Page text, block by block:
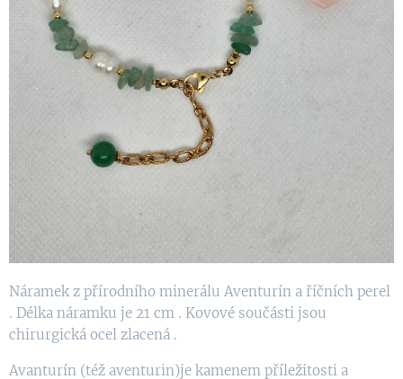
Náramek z přírodního minerálu Aventurín a říčních perel
. Délka náramku je 21 cm . Kovové součásti jsou
chirurgická ocel zlacená .
Avanturín (též aventurin)je kamenem příležitosti a